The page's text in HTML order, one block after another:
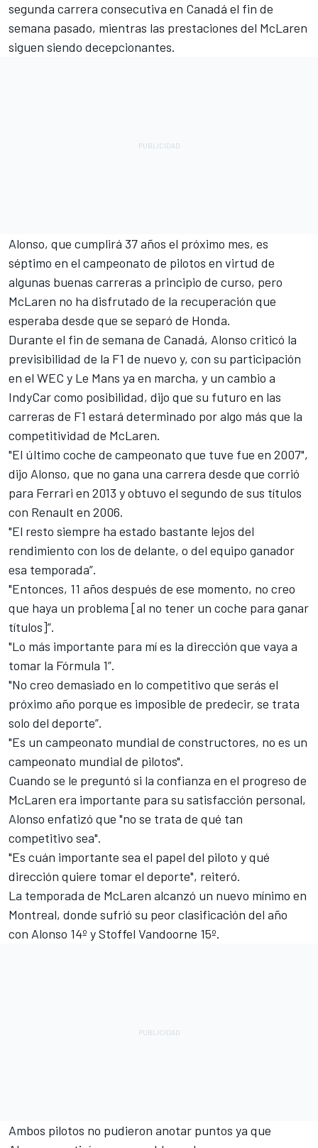
segunda carrera consecutiva en Canadá el fin de
semana pasado, mientras las prestaciones del McLaren
siguen siendo decepcionantes.
Alonso, que cumplirá 37 años el próximo mes, es
séptimo en el campeonato de pilotos en virtud de
algunas buenas carreras a principio de curso, pero
McLaren no ha disfrutado de la recuperación que
esperaba desde que se separó de Honda.
Durante el fin de semana de Canadá, Alonso criticó la
previsibilidad de la F1 de nuevo y, con su participación
en el WEC y Le Mans ya en marcha, y un cambio a
IndyCar como posibilidad, dijo que su futuro en las
carreras de F1 estará determinado por algo más que la
competitividad de McLaren.
"El último coche de campeonato que tuve fue en 2007",
dijo Alonso, que no gana una carrera desde que corrió
para Ferrari en 2013 y obtuvo el segundo de sus títulos
con Renault en 2006.
"El resto siempre ha estado bastante lejos del
rendimiento con los de delante, o del equipo ganador
esa temporada”.
"Entonces, 11 años después de ese momento, no creo
que haya un problema [al no tener un coche para ganar
títulos]”.
"Lo más importante para mí es la dirección que vaya a
tomar la Fórmula 1”.
"No creo demasiado en lo competitivo que serás el
próximo año porque es imposible de predecir, se trata
solo del deporte”.
"Es un campeonato mundial de constructores, no es un
campeonato mundial de pilotos".
Cuando se le preguntó si la confianza en el progreso de
McLaren era importante para su satisfacción personal,
Alonso enfatizó que "no se trata de qué tan
competitivo sea".
"Es cuán importante sea el papel del piloto y qué
dirección quiere tomar el deporte", reiteró.
La temporada de McLaren alcanzó un nuevo mínimo en
Montreal, donde sufrió su peor clasificación del año
con Alonso 14º y Stoffel Vandoorne 15º.
Ambos pilotos no pudieron anotar puntos ya que